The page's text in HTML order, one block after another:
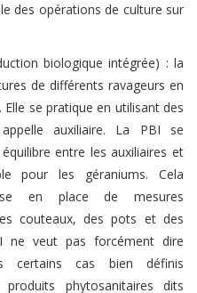
des opérations de culture sur
biologique intégrée) : la
de différents ravageurs en
se pratique en utilisant des
auxiliaire. La PBI se
entre les auxiliaires et
pour les géraniums. Cela
en place de mesures
couteaux, des pots et des
ne veut pas forcément dire
certains cas bien définis
phytosanitaires dits